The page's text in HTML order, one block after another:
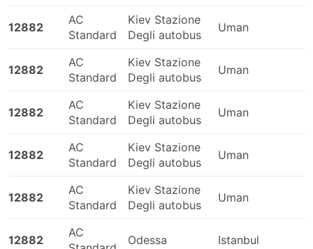
Likebus Prezzi dei Biglietti e Classi di
Autobus
Un aspetto positivo del viaggiare in autobus è la
possibilità di adattare il viaggio alle proprie esigenze in
rispondono alle diverse esigenze dei viaggiatori. Gli
autobus di classe standard sono spesso i più
economici. Vengono chiamati autobus locali, express
od ordinari. Costituiscono una buona scelta per i viaggi
brevi. Gli autobus VIP o sleeping bus sono ideali per
viaggi lunghi e notturni. Di solito offrono cuccette o
sedili ampi, morbidi e reclinabili, e a volte vengono
spuntini, o pasti più abbondanti, sia a bordo
12882
AC
Standard
Kiev Stazione
Degli autobus
Uman
12882
AC
Standard
Kiev Stazione
Degli autobus
Uman
12882
AC
Standard
Kiev Stazione
Degli autobus
Uman
12882
AC
Standard
Kiev Stazione
Degli autobus
Uman
12882
AC
Standard
Kiev Stazione
Degli autobus
Uman
12882
AC
Odessa Istanbul